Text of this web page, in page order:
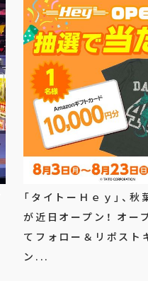
「タイトーＨｅｙ」、
が近日オープン！ オー
てフォロー＆リポスト
ン...